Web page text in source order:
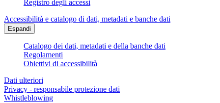
Registro degli accessi
Accessibilità e catalogo di dati, metadati e banche dati
Espandi
Catalogo dei dati, metadati e della banche dati
Regolamenti
Obiettivi di accessibilità
Dati ulteriori
Privacy - responsabile protezione dati
Whistleblowing